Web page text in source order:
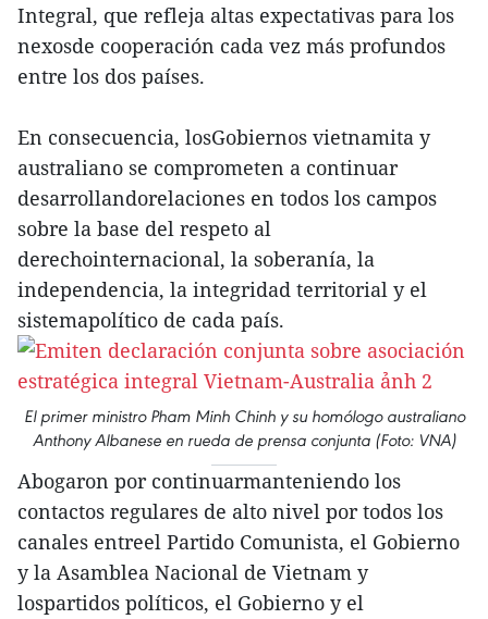
Integral, que refleja altas expectativas para los
nexosde cooperación cada vez más profundos
entre los dos países.
En consecuencia, losGobiernos vietnamita y
australiano se comprometen a continuar
desarrollandorelaciones en todos los campos
sobre la base del respeto al
derechointernacional, la soberanía, la
independencia, la integridad territorial y el
sistemapolítico de cada país.
El primer ministro Pham Minh Chinh y su homólogo australiano
Anthony Albanese en rueda de prensa conjunta (Foto: VNA)
Abogaron por continuarmanteniendo los
contactos regulares de alto nivel por todos los
canales entreel Partido Comunista, el Gobierno
y la Asamblea Nacional de Vietnam y
lospartidos políticos, el Gobierno y el